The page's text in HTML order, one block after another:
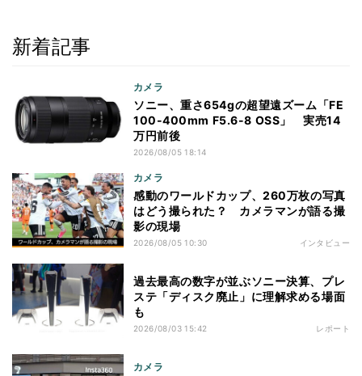
新着記事
カメラ
ソニー、重さ654gの超望遠ズーム「FE
100-400mm F5.6-8 OSS」 実売14
万円前後
2026/08/05 18:14
カメラ
感動のワールドカップ、260万枚の写真
はどう撮られた？ カメラマンが語る撮
影の現場
2026/08/05 10:30 インタビュー
過去最高の数字が並ぶソニー決算、プレ
ステ「ディスク廃止」に理解求める場面
も
2026/08/03 15:42 レポート
カメラ